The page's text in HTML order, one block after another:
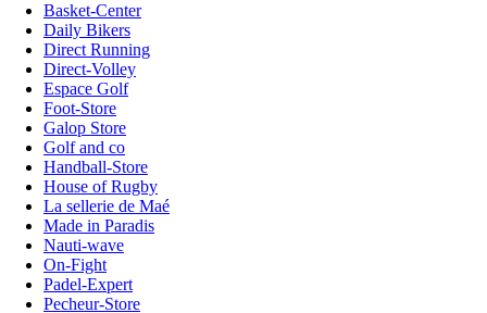
Basket-Center
Daily Bikers
Direct Running
Direct-Volley
Espace Golf
Foot-Store
Galop Store
Golf and co
Handball-Store
House of Rugby
La sellerie de Maé
Made in Paradis
Nauti-wave
On-Fight
Padel-Expert
Pecheur-Store